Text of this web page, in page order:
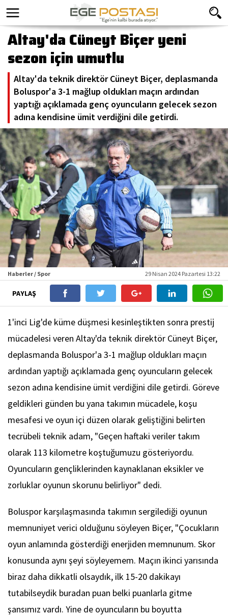
Altay'da Cüneyt Biçer yeni
sezon için umutlu
Altay'da teknik direktör Cüneyt Biçer, deplasmanda
Boluspor'a 3-1 mağlup oldukları maçın ardından
yaptığı açıklamada genç oyuncuların gelecek sezon
adına kendisine ümit verdiğini dile getirdi.
Haberler / Spor 29 Nisan 2024 Pazartesi 13:22
PAYLAŞ
1'inci Lig'de küme düşmesi kesinleştikten sonra prestij
mücadelesi veren Altay'da teknik direktör Cüneyt Biçer,
deplasmanda Boluspor'a 3-1 mağlup oldukları maçın
ardından yaptığı açıklamada genç oyuncuların gelecek
sezon adına kendisine ümit verdiğini dile getirdi. Göreve
geldikleri günden bu yana takımın mücadele, koşu
mesafesi ve oyun içi düzen olarak geliştiğini belirten
tecrübeli teknik adam, "Geçen haftaki veriler takım
olarak 113 kilometre koştuğumuzu gösteriyordu.
Oyuncuların gençliklerinden kaynaklanan eksikler ve
zorluklar oyunun skorunu belirliyor" dedi.
Boluspor karşılaşmasında takımın sergilediği oyunun
memnuniyet verici olduğunu söyleyen Biçer, "Çocukların
oyun anlamında gösterdiği enerjiden memnunum. Skor
konusunda aynı şeyi söyleyemem. Maçın ikinci yarısında
biraz daha dikkatli olsaydık, ilk 15-20 dakikayı
tutabilseydik buradan puan belki puanlarla gitme
şansımız vardı. Yine de oyuncuların bu boyutta